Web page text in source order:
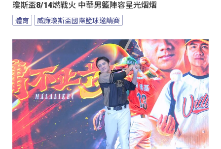
瓊斯盃8/14燃戰火 中華男籃陣容星光熠熠
體育 威廉瓊斯盃國際籃球邀請賽